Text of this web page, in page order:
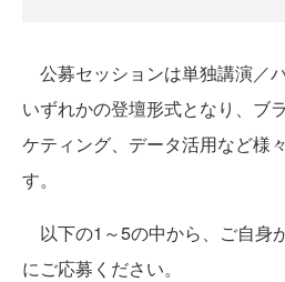
公募セッションは単独講演／
いずれかの登壇形式となり、ブ
ケティング、データ活用など様
す。
以下の1～5の中から、ご自身
にご応募ください。